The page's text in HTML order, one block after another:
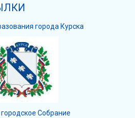
города Курска
Собрание